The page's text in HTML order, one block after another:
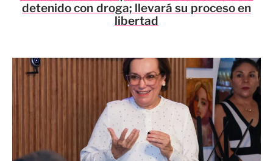
detenido con droga; llevará su proceso en
libertad